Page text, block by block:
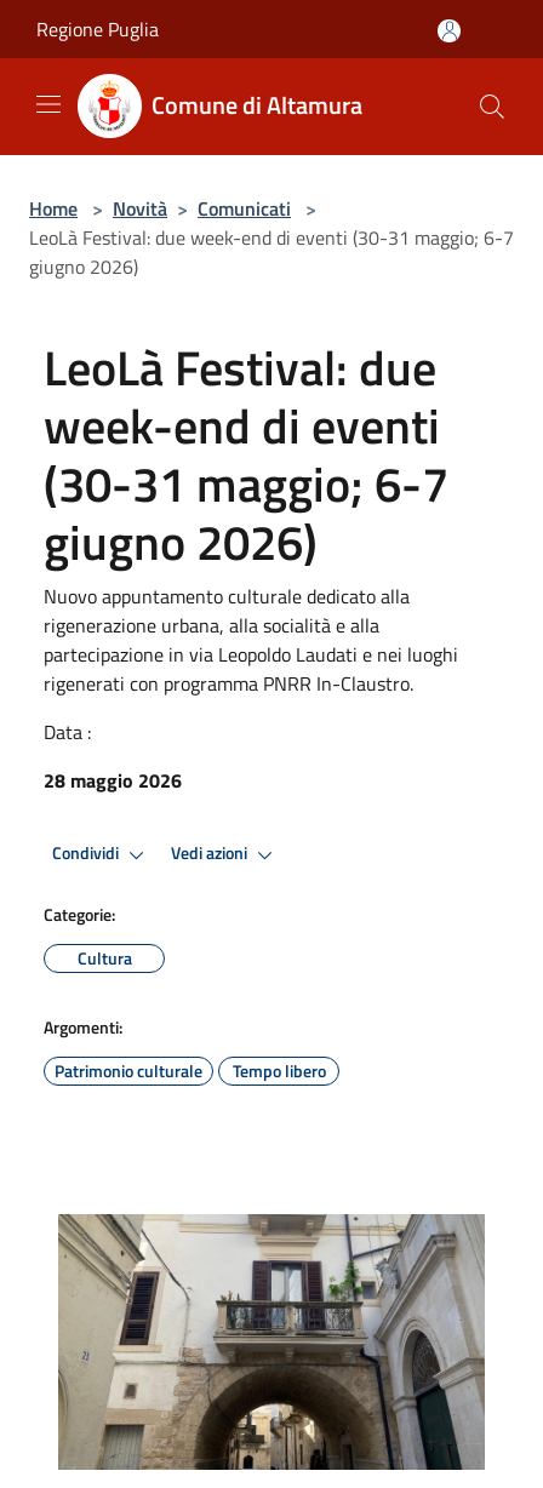
Regione Puglia
Comune di Altamura
Home > Novità > Comunicati >
LeoLà Festival: due week-end di eventi (30-31 maggio; 6-7
giugno 2026)
LeoLà Festival: due
week-end di eventi
(30-31 maggio; 6-7
giugno 2026)
Nuovo appuntamento culturale dedicato alla
rigenerazione urbana, alla socialità e alla
partecipazione in via Leopoldo Laudati e nei luoghi
rigenerati con programma PNRR In-Claustro.
Data :
28 maggio 2026
Condividi Vedi azioni
Categorie:
Cultura
Argomenti:
Patrimonio culturale
Tempo libero